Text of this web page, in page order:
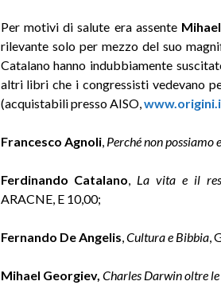
Per motivi di salute era assente
rilevante solo per mezzo del suo
Catalano hanno indubbiamente
altri libri che i congressisti vedevano
(acquistabili presso AISO,
Francesco Agnoli, Perché non possiamo
Ferdinando Catalano La vita e il
ARACNE, E 10,00;
Fernando De Angelis Cultura e Bibbia,
Mihael Georgiev, Charles Darwin oltre le